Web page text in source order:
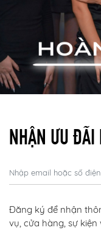
NHẬN ƯU ĐÃI
Đăng ký để nhận
vụ, cửa hàng, sự